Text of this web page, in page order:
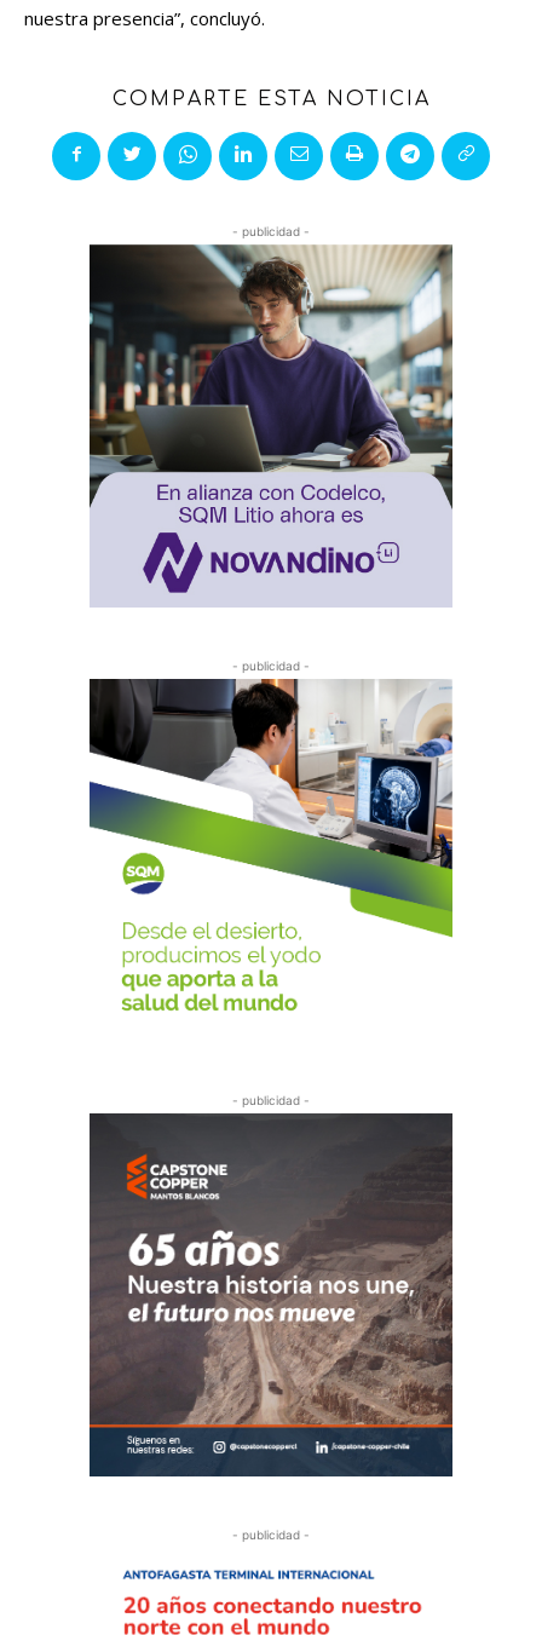
nuestra presencia”, concluyó.
COMPARTE ESTA NOTICIA
- publicidad -
- publicidad -
- publicidad -
- publicidad -